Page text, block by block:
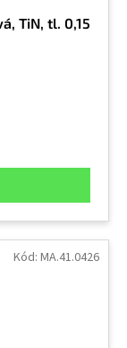
TiN, tl. 0,15
Kód: MA.41.0426